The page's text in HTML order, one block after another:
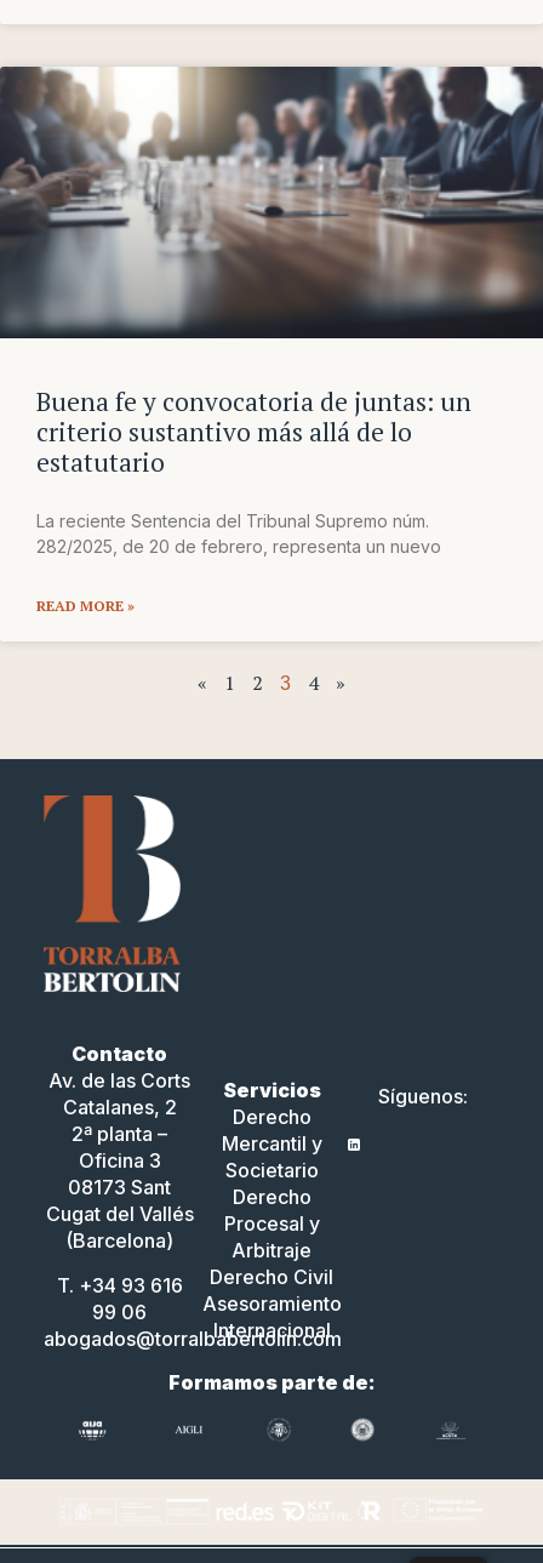
Buena fe y convocatoria de juntas: un
criterio sustantivo más allá de lo
estatutario
La reciente Sentencia del Tribunal Supremo núm.
282/2025, de 20 de febrero, representa un nuevo
READ MORE »
« 1 2 3 4 »
Contacto
Av. de las Corts
Catalanes, 2
2ª planta –
Oficina 3
08173 Sant
Cugat del Vallés
(Barcelona)
T. +34 93 616
99 06
abogados@torralbabertolin.com
Servicios
Derecho
Mercantil y
Societario
Derecho
Procesal y
Arbitraje
Derecho Civil
Asesoramiento
Internacional
Síguenos:
Formamos parte de: